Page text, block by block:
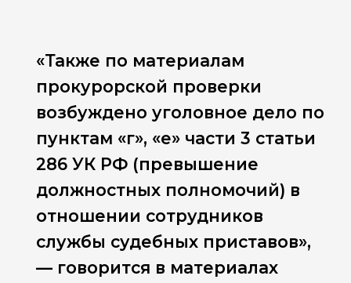
«Также по материалам
прокурорской проверки
возбуждено уголовное дело по
пунктам «г», «е» части 3 статьи
286 УК РФ (превышение
должностных полномочий) в
отношении сотрудников
службы судебных приставов»,
— говорится в материалах